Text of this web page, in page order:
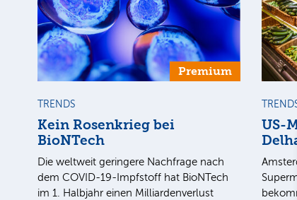
Premium
TRENDS
Kein Rosenkrieg bei
BioNTech
Die weltweit geringere Nachfrage nach
dem COVID-19-Impfstoff hat BioNTech
im 1. Halbjahr einen Milliardenverlust
US-